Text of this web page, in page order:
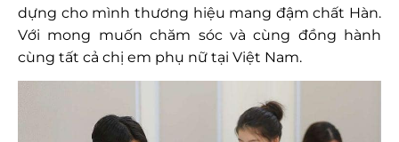
dựng cho mình thương hiệu mang đậm chất Hàn.
Với mong muốn chăm sóc và cùng đồng hành
cùng tất cả chị em phụ nữ tại Việt Nam.